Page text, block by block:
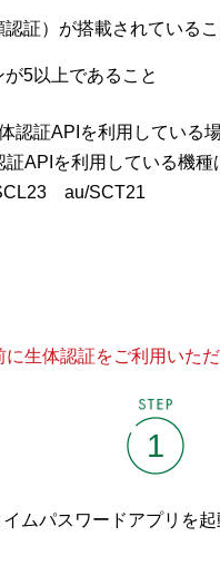
証）が搭載されているこ
5以上であること
認証APIを利用している
APIを利用している機種
au/SCT21
生体認証をご利用いた
1
イムパスワードアプリを